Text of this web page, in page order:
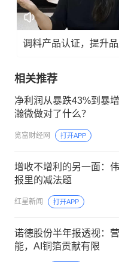
调料产品认证，提升
相关推荐
净利润从暴跌43%到暴
瀚微做对了什么？
览富财经网 打开APP
增收不增利的另一面：
报里的减法题
红星新闻 打开APP
诺德股份半年报透视：
能，AI铜箔贡献有限